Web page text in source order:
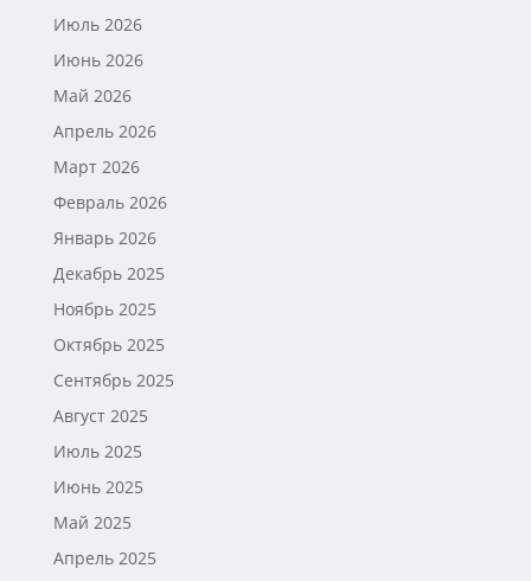
Июль 2026
Июнь 2026
Май 2026
Апрель 2026
Март 2026
Февраль 2026
Январь 2026
Декабрь 2025
Ноябрь 2025
Октябрь 2025
Сентябрь 2025
Август 2025
Июль 2025
Июнь 2025
Май 2025
Апрель 2025